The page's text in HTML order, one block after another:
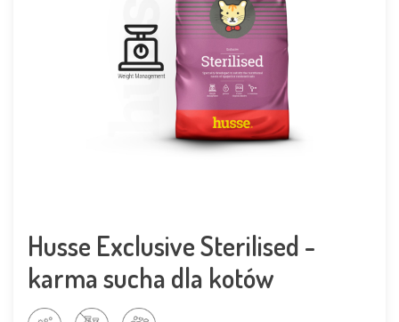
Husse Exclusive Sterilised -
karma sucha dla kotów